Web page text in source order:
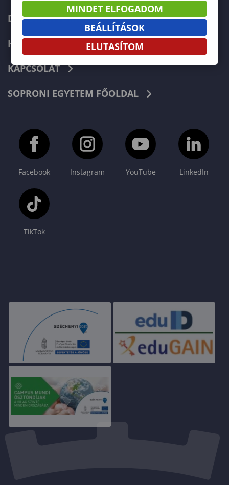
DOKUMENTUMOK
HÍREK
KAPCSOLAT
SOPRONI EGYETEM FŐOLDAL
Facebook Instagram YouTube LinkedIn
TikTok
MINDET ELFOGADOM
BEÁLLÍTÁSOK
ELUTASÍTOM